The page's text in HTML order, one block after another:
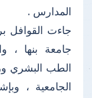
المدارس .
جاءت القوافل
جامعة بنها ،
الطب البشري
الجامعية ،